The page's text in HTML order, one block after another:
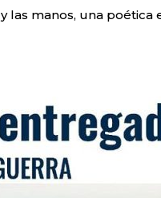
las manos, una poética